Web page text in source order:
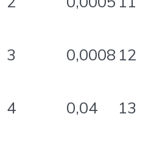
3 0,0008 12
4 0,04 13